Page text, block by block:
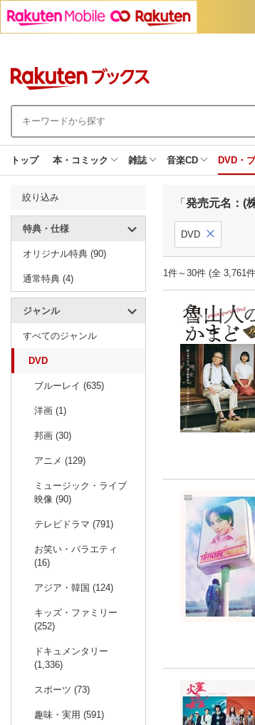
トップ 本・コミック 雑誌 音楽CD DVD・
絞り込み
特典・仕様
オリジナル特典 (90)
通常特典 (4)
ジャンル
すべてのジャンル
DVD
ブルーレイ (635)
洋画 (1)
邦画 (30)
アニメ (129)
ミュージック・ライブ
映像 (90)
テレビドラマ (791)
お笑い・バラエティ
(16)
アジア・韓国 (124)
キッズ・ファミリー
(252)
ドキュメンタリー
(1,336)
スポーツ (73)
趣味・実用 (591)
「 発売元名：(
DVD
1件～30件 (全 3,761